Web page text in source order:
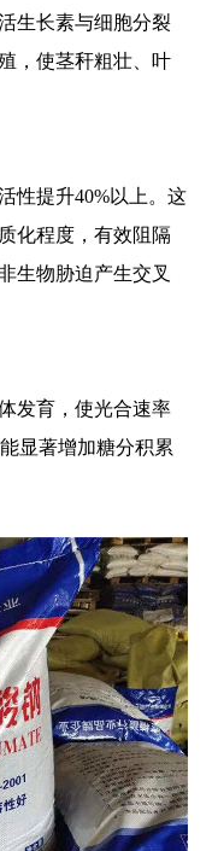
生长素与细胞分裂
，使茎秆粗壮、叶
性提升40%以上。这
化程度，有效阻隔
生物胁迫产生交叉
发育，使光合速率
显著增加糖分积累